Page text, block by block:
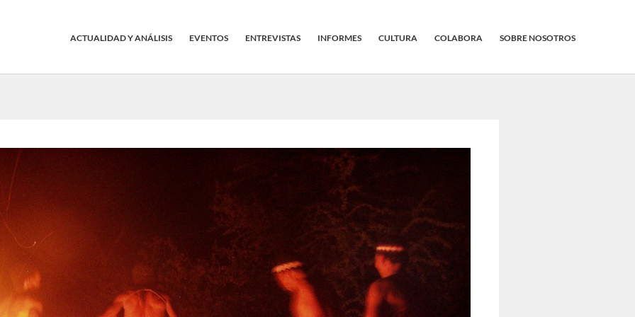
ACTUALIDAD Y ANÁLISIS EVENTOS ENTREVISTAS INFORMES CULTURA COLABORA SOBRE NOSOTROS